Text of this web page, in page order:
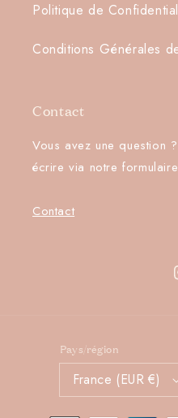
Politique de
Conditions Générales
Contact
Vous avez une question
écrire via notre
Contact
Pays/région
France (EUR €)